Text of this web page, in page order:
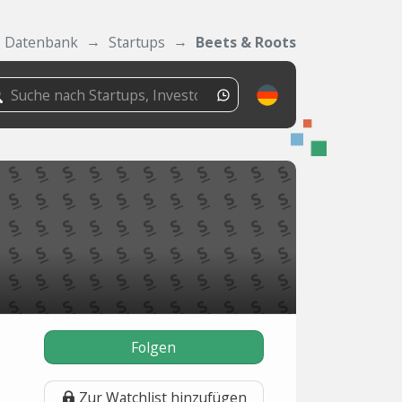
Datenbank Startups Beets & Roots
Folgen
Zur Watchlist hinzufügen